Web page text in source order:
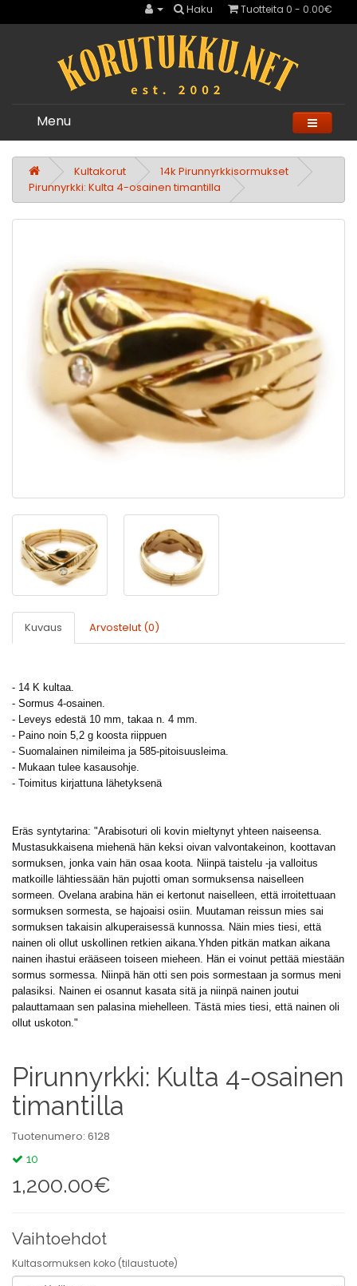
Haku Tuotteita 0 - 0.00€
Menu
Kultakorut
14k Pirunnyrkkisormukset
Pirunnyrkki: Kulta 4-osainen timantilla
Kuvaus Arvostelut (0)
- 14 K kultaa.
- Sormus 4-osainen.
- Leveys edestä 10 mm, takaa n. 4 mm.
- Paino noin 5,2 g koosta riippuen
- Suomalainen nimileima ja 585-pitoisuusleima.
- Mukaan tulee kasausohje.
- Toimitus kirjattuna lähetyksenä
Eräs syntytarina: "Arabisoturi oli kovin mieltynyt yhteen naiseensa.
Mustasukkaisena miehenä hän keksi oivan valvontakeinon, koottavan
sormuksen, jonka vain hän osaa koota. Niinpä taistelu -ja valloitus
matkoille lähtiessään hän pujotti oman sormuksensa naiselleen
sormeen. Ovelana arabina hän ei kertonut naiselleen, että irroitettuaan
sormuksen sormesta, se hajoaisi osiin. Muutaman reissun mies sai
sormuksen takaisin alkuperaisessä kunnossa. Näin mies tiesi, että
nainen oli ollut uskollinen retkien aikana.Yhden pitkän matkan aikana
nainen ihastui erääseen toiseen mieheen. Hän ei voinut pettää miestään
sormus sormessa. Niinpä hän otti sen pois sormestaan ja sormus meni
palasiksi. Nainen ei osannut kasata sitä ja niinpä nainen joutui
palauttamaan sen palasina miehelleen. Tästä mies tiesi, että nainen oli
ollut uskoton."
Pirunnyrkki: Kulta 4-osainen
timantilla
Tuotenumero: 6128
10
1,200.00€
Vaihtoehdot
Kultasormuksen koko (tilaustuote)